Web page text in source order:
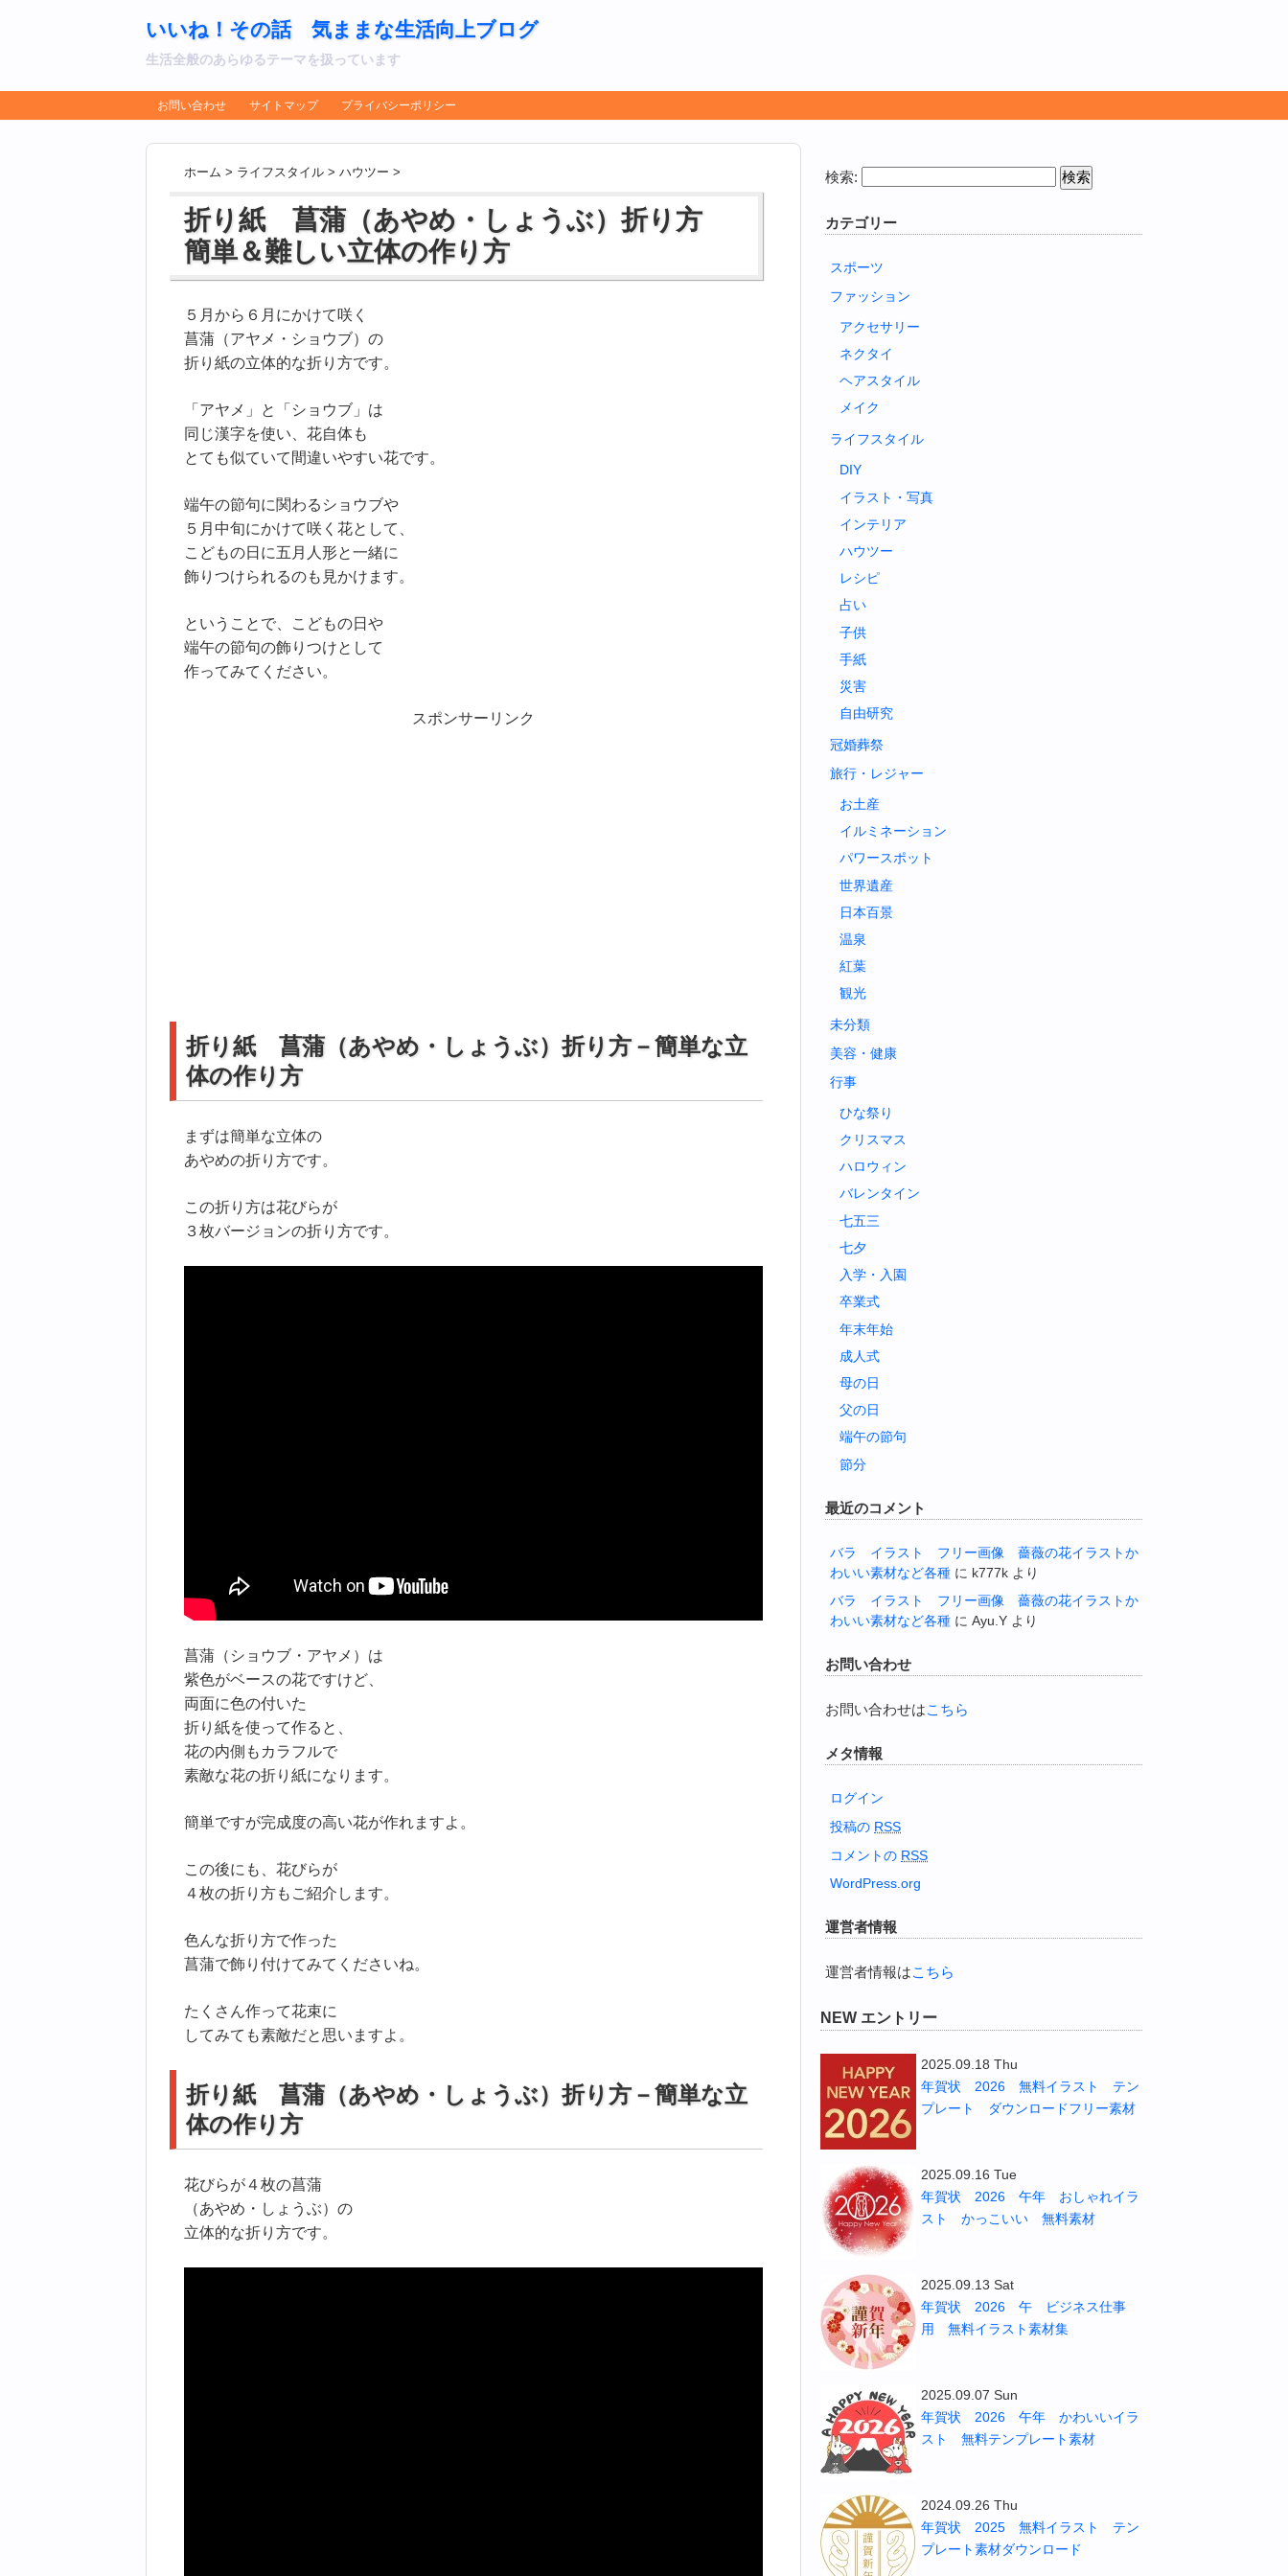
いいね！その話 気ままな生活向上ブログ
生活全般のあらゆるテーマを扱っています
お問い合わせ サイトマップ プライバシーポリシー
ホーム > ライフスタイル > ハウツー >
折り紙 菖蒲（あやめ・しょうぶ）折り方
簡単＆難しい立体の作り方
５月から６月にかけて咲く
菖蒲（アヤメ・ショウブ）の
折り紙の立体的な折り方です。
「アヤメ」と「ショウブ」は
同じ漢字を使い、花自体も
とても似ていて間違いやすい花です。
端午の節句に関わるショウブや
５月中旬にかけて咲く花として、
こどもの日に五月人形と一緒に
飾りつけられるのも見かけます。
ということで、こどもの日や
端午の節句の飾りつけとして
作ってみてください。
スポンサーリンク
折り紙 菖蒲（あやめ・しょうぶ）折り方－簡単な立
体の作り方
まずは簡単な立体の
あやめの折り方です。
この折り方は花びらが
３枚バージョンの折り方です。
菖蒲（ショウブ・アヤメ）は
紫色がベースの花ですけど、
両面に色の付いた
折り紙を使って作ると、
花の内側もカラフルで
素敵な花の折り紙になります。
簡単ですが完成度の高い花が作れますよ。
この後にも、花びらが
４枚の折り方もご紹介します。
色んな折り方で作った
菖蒲で飾り付けてみてくださいね。
たくさん作って花束に
してみても素敵だと思いますよ。
折り紙 菖蒲（あやめ・しょうぶ）折り方－簡単な立
体の作り方
花びらが４枚の菖蒲
（あやめ・しょうぶ）の
立体的な折り方です。
検索:
カテゴリー
スポーツ
ファッション
アクセサリー
ネクタイ
ヘアスタイル
メイク
ライフスタイル
DIY
イラスト・写真
インテリア
ハウツー
レシピ
占い
子供
手紙
災害
自由研究
冠婚葬祭
旅行・レジャー
お土産
イルミネーション
パワースポット
世界遺産
日本百景
温泉
紅葉
観光
未分類
美容・健康
行事
ひな祭り
クリスマス
ハロウィン
バレンタイン
七五三
七夕
入学・入園
卒業式
年末年始
成人式
母の日
父の日
端午の節句
節分
最近のコメント
バラ イラスト フリー画像 薔薇の花イラストか
わいい素材など各種 に k777k より
バラ イラスト フリー画像 薔薇の花イラストか
わいい素材など各種 に Ayu.Y より
お問い合わせ
お問い合わせはこちら
メタ情報
ログイン
投稿の RSS
コメントの RSS
WordPress.org
運営者情報
運営者情報はこちら
NEW エントリー
2025.09.18 Thu
年賀状 2026 無料イラスト テン
プレート ダウンロードフリー素材
2025.09.16 Tue
年賀状 2026 午年 おしゃれイラ
スト かっこいい 無料素材
2025.09.13 Sat
年賀状 2026 午 ビジネス仕事
用 無料イラスト素材集
2025.09.07 Sun
年賀状 2026 午年 かわいいイラ
スト 無料テンプレート素材
2024.09.26 Thu
年賀状 2025 無料イラスト テン
プレート素材ダウンロード